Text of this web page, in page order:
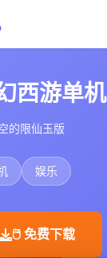
西游单机
的限仙玉版
娱乐
🖱️ 免费下载